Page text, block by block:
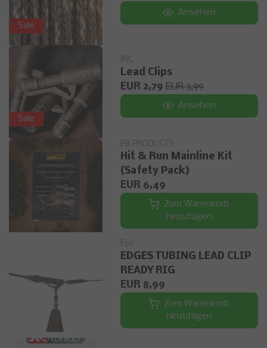
Sale
Ansehen
Sale
JRC
Lead Clips
EUR 2,79 EUR 3,99
Ansehen
PB PRODUCTS
Hit & Run Mainline Kit
(Safety Pack)
EUR 6,49
Zum Warenkorb
hinzufügen
Fox
EDGES TUBING LEAD CLIP
READY RIG
EUR 8,99
Zum Warenkorb
hinzufügen